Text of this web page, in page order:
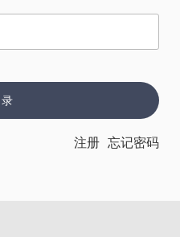
票
登 录
忘记密码
注册